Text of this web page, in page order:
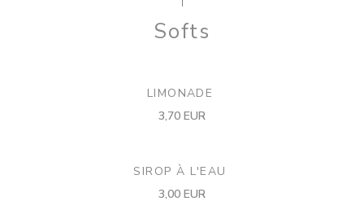
Softs
LIMONADE
3,70 EUR
SIROP À L'EAU
3,00 EUR